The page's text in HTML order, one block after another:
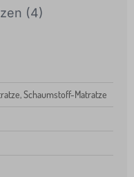
(4)
Schaumstoff-Matratze